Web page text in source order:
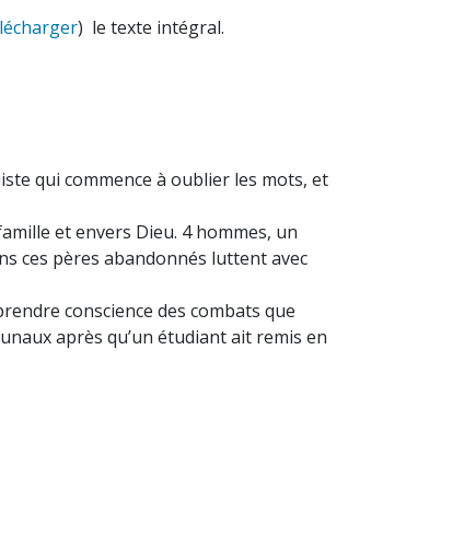
) le texte intégral.
qui commence à oublier les mots, et
et envers Dieu. 4 hommes, un
ces pères abandonnés luttent avec
conscience des combats que
après qu’un étudiant ait remis en